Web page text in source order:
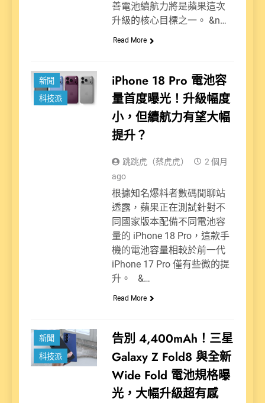
善電池續航力將是蘋果這次
升級的核心目標之一。 &n…
Read More
新聞
科技派
iPhone 18 Pro 電池容
量首度曝光！升級幅度
小，但續航力有望大幅
提升？
跳跳虎（蔡虎虎）
2 個月
ago
根據知名爆料者數碼閒聊站
透露，蘋果正在測試針對不
同國家版本配備不同電池容
量的 iPhone 18 Pro，這款手
機的電池容量相較於前一代
iPhone 17 Pro 僅有些微的提
升。 &…
Read More
新聞
科技派
告別 4,400mAh！三星
Galaxy Z Fold8 與全新
Wide Fold 電池規格曝
光，大幅升級超有感